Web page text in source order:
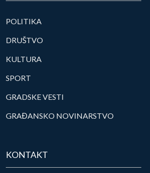
POLITIKA
DRUŠTVO
KULTURA
SPORT
GRADSKE VESTI
GRAĐANSKO NOVINARSTVO
KONTAKT